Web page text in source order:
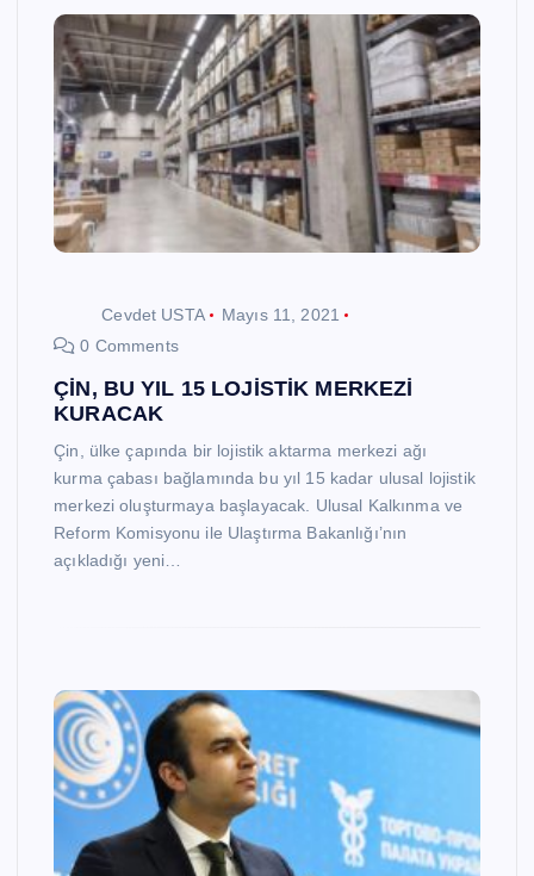
Cevdet USTA
Mayıs 11, 2021
0 Comments
ÇİN, BU YIL 15 LOJİSTİK MERKEZİ
KURACAK
Çin, ülke çapında bir lojistik aktarma merkezi ağı
kurma çabası bağlamında bu yıl 15 kadar ulusal lojistik
merkezi oluşturmaya başlayacak. Ulusal Kalkınma ve
Reform Komisyonu ile Ulaştırma Bakanlığı’nın
açıkladığı yeni…